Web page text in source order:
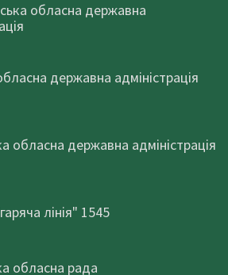
обласна державна
державна адміністрація
обласна державна адміністрація
лінія" 1545
обласна рада